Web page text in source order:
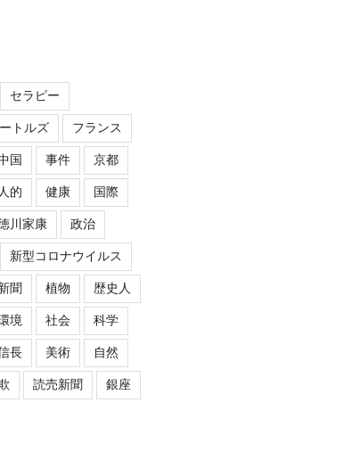
セラピー
トルズ フランス
国 事件 京都
的 健康 国際
川家康 政治
新型コロナウイルス
聞 植物 歴史人
境 社会 科学
長 美術 自然
読売新聞 銀座